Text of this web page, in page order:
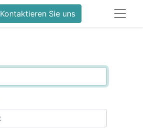
Kontaktieren Sie uns